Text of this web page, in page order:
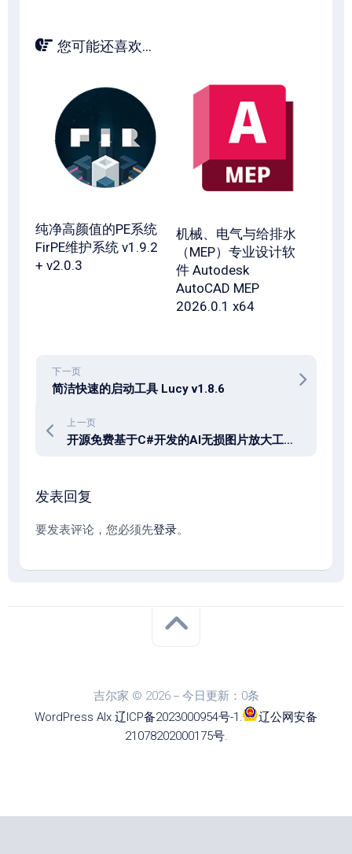
您可能还喜欢...
纯净高颜值的PE系统
FirPE维护系统 v1.9.2
+ v2.0.3
机械、电气与给排水
（MEP）专业设计软
件 Autodesk
AutoCAD MEP
2026.0.1 x64
下一页
简洁快速的启动工具 Lucy v1.8.6
上一页
开源免费基于C#开发的AI无损图片放大工具 LosslessZoom v3.1.0
发表回复
要发表评论，您必须先登录。
吉尔家 © 2026－今日更新：0条
WordPress Alx.辽ICP备2023000954号-1 .
辽公网安备
21078202000175号.